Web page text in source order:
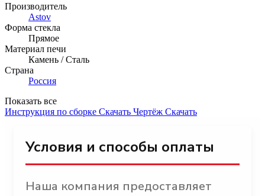
Производитель
Astov
Форма стекла
Прямое
Материал печи
Камень / Сталь
Страна
Россия
Показать все
Инструкция по сборке Скачать Чертёж Скачать
Условия и способы оплаты
Наша компания предоставляет